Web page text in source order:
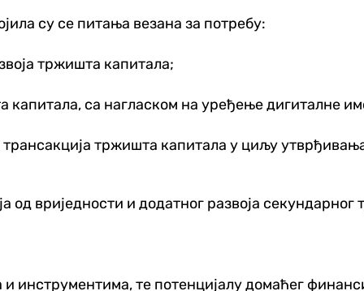
су се питања везана за потребу:
тржишта капитала;
капитала, са нагласком на уређење дигиталне
тржишта капитала у циљу
вриједности и додатног развоја секундарног
инструментима, те потенцијалу домаћег